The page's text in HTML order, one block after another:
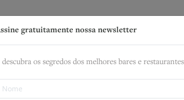
gratuitamente nossa newsletter
descubra os segredos dos melhores bares e